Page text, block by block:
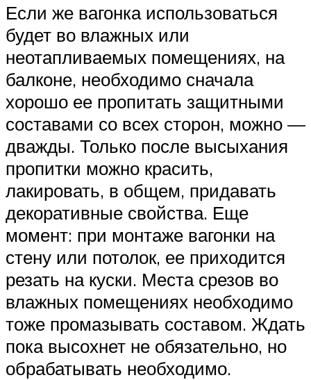
Если же вагонка использоваться
будет во влажных или
неотапливаемых помещениях, на
балконе, необходимо сначала
хорошо ее пропитать защитными
составами со всех сторон, можно —
дважды. Только после высыхания
пропитки можно красить,
лакировать, в общем, придавать
декоративные свойства. Еще
момент: при монтаже вагонки на
стену или потолок, ее приходится
резать на куски. Места срезов во
влажных помещениях необходимо
тоже промазывать составом. Ждать
пока высохнет не обязательно, но
обрабатывать необходимо.